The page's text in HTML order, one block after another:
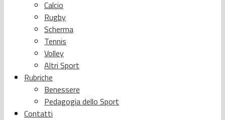
Calcio
Rugby
Scherma
Tennis
Volley
Altri Sport
Rubriche
Benessere
Pedagogia dello Sport
Contatti